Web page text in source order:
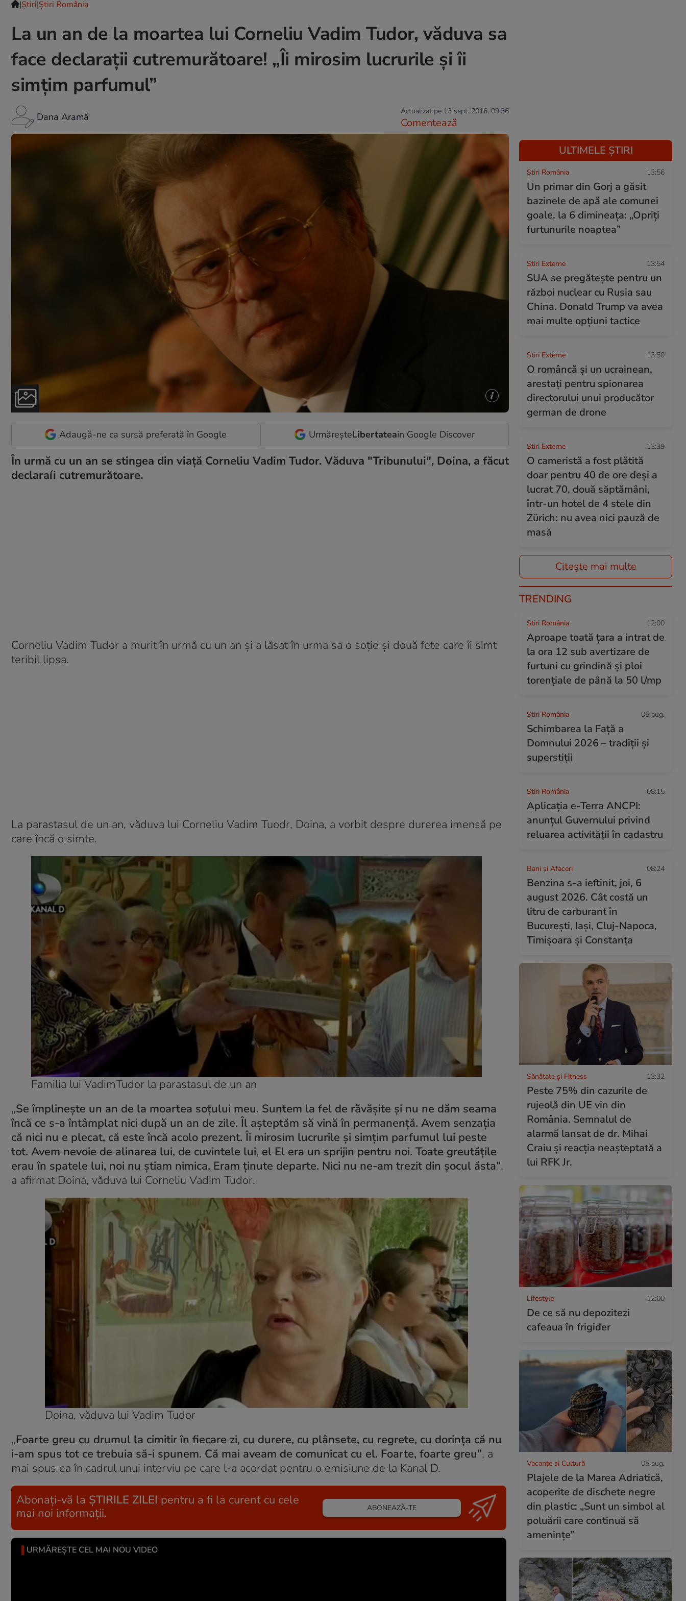
|Ştiri|Știri România
La un an de la moartea lui Corneliu Vadim Tudor, văduva sa
face declarații cutremurătoare! „Îi mirosim lucrurile și îi
simțim parfumul”
Dana Aramă Actualizat pe 13 sept. 2016, 09:36
Comentează
Adaugă-ne ca sursă preferată în Google UrmăreșteLibertateain Google Discover
În urmă cu un an se stingea din viață Corneliu Vadim Tudor. Văduva "Tribunului", Doina, a făcut
declaraíi cutremurătoare.
Corneliu Vadim Tudor a murit în urmă cu un an și a lăsat în urma sa o soție și două fete care îi simt
teribil lipsa.
La parastasul de un an, văduva lui Corneliu Vadim Tuodr, Doina, a vorbit despre durerea imensă pe
care încă o simte.
Familia lui VadimTudor la parastasul de un an
„Se împlinește un an de la moartea soțului meu. Suntem la fel de răvășite și nu ne dăm seama
încă ce s-a întâmplat nici după un an de zile. Îl așteptăm să vină în permanență. Avem senzația
că nici nu e plecat, că este încă acolo prezent. Îi mirosim lucrurile și simțim parfumul lui peste
tot. Avem nevoie de alinarea lui, de cuvintele lui, el El era un sprijin pentru noi. Toate greutățile
erau în spatele lui, noi nu știam nimica. Eram ținute departe. Nici nu ne-am trezit din șocul ăsta”,
a afirmat Doina, văduva lui Corneliu Vadim Tudor.
Doina, văduva lui Vadim Tudor
„Foarte greu cu drumul la cimitir în fiecare zi, cu durere, cu plânsete, cu regrete, cu dorința că nu
i-am spus tot ce trebuia să-i spunem. Că mai aveam de comunicat cu el. Foarte, foarte greu”, a
mai spus ea în cadrul unui interviu pe care l-a acordat pentru o emisiune de la Kanal D.
Abonați-vă la ȘTIRILE ZILEI pentru a fi la curent cu cele
mai noi informații.
ABONEAZĂ-TE
URMĂREȘTE CEL MAI NOU VIDEO
ULTIMELE ȘTIRI
Știri România 13:56
Un primar din Gorj a găsit
bazinele de apă ale comunei
goale, la 6 dimineața: „Opriți
furtunurile noaptea”
Știri Externe 13:54
SUA se pregătește pentru un
război nuclear cu Rusia sau
China. Donald Trump va avea
mai multe opțiuni tactice
Știri Externe 13:50
O româncă și un ucrainean,
arestați pentru spionarea
directorului unui producător
german de drone
Știri Externe 13:39
O cameristă a fost plătită
doar pentru 40 de ore deși a
lucrat 70, două săptămâni,
într-un hotel de 4 stele din
Zürich: nu avea nici pauză de
masă
Citește mai multe
TRENDING
Știri România 12:00
Aproape toată țara a intrat de
la ora 12 sub avertizare de
furtuni cu grindină și ploi
torențiale de până la 50 l/mp
Știri România 05 aug.
Schimbarea la Față a
Domnului 2026 – tradiții și
superstiții
Știri România 08:15
Aplicația e-Terra ANCPI:
anunțul Guvernului privind
reluarea activității în cadastru
Bani și Afaceri 08:24
Benzina s-a ieftinit, joi, 6
august 2026. Cât costă un
litru de carburant în
București, Iași, Cluj-Napoca,
Timișoara și Constanța
Sănătate și Fitness 13:32
Peste 75% din cazurile de
rujeolă din UE vin din
România. Semnalul de
alarmă lansat de dr. Mihai
Craiu și reacția neașteptată a
lui RFK Jr.
Lifestyle 12:00
De ce să nu depozitezi
cafeaua în frigider
Vacanțe și Cultură 05 aug.
Plajele de la Marea Adriatică,
acoperite de dischete negre
din plastic: „Sunt un simbol al
poluării care continuă să
amenințe”